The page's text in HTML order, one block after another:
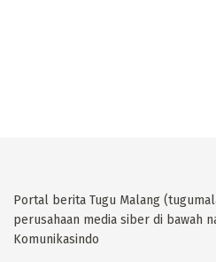
Portal berita Tugu Malang
perusahaan media siber di bawah
Komunikasindo